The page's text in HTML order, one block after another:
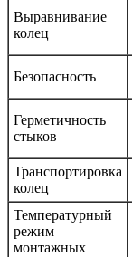
Выравнивание
колец
Безопасность
Герметичность
стыков
Транспортировка
колец
Температурный
режим
монтажных